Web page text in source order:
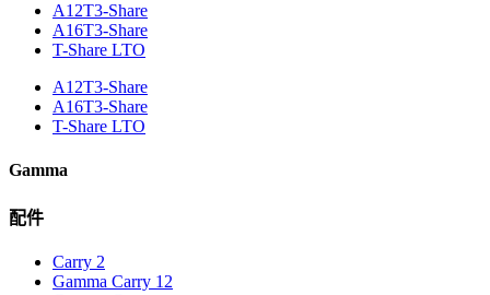
A12T3-Share
A16T3-Share
T-Share LTO
A12T3-Share
A16T3-Share
T-Share LTO
Gamma
配件
Carry 2
Gamma Carry 12